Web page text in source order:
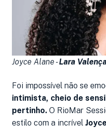
Joyce Alane -Lara
Foi impossível não se
intimista, cheio de
pertinho. O RioMar
estilo com a incrível